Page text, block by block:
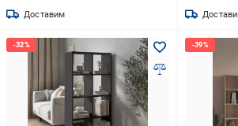
Доставим